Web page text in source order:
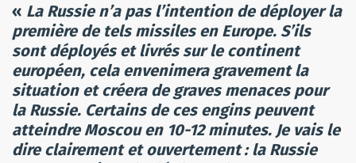
« La Russie n’a pas l’intention de déployer la
première de tels missiles en Europe. S’ils
sont déployés et livrés sur le continent
européen, cela envenimera gravement la
situation et créera de graves menaces pour
la Russie. Certains de ces engins peuvent
atteindre Moscou en 10-12 minutes. Je vais le
dire clairement et ouvertement : la Russie